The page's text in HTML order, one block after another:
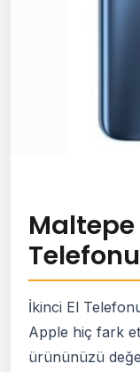
Maltepe
İkinci El
Apple hiç fark
ürününüzü